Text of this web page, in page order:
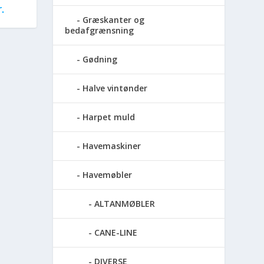
Græskanter og
bedafgrænsning
Gødning
Halve vintønder
Harpet muld
Havemaskiner
Havemøbler
ALTANMØBLER
CANE-LINE
DIVERSE